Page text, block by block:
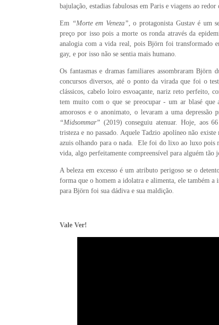
bajulação, estadias fabulosas em Paris e viagens ao redor
Em “Morte em Veneza” , o protagonista Gustav é um
preço por isso pois a morte os ronda através da
analogia com a vida real, pois Björn foi transformado
gay, e por isso não se sentia mais humano.
Os fantasmas e dramas familiares assombraram
concursos diversos, até o ponto da virada que foi o
clássicos, cabelo loiro esvoaçante, nariz reto perfeito,
tem muito com o que se preocupar - um ar blasé que
amorosos e o anonimato, o levaram a uma
“Midsommar” (2019) conseguiu atenuar. Hoje, aos
tristeza e no passado. Aquele Tadzio apolíneo não
azuis olhando para o nada. Ele foi do lixo ao luxo pois
vida, algo perfeitamente compreensível para alguém tão
A beleza em excesso é um atributo perigoso se o
forma que o homem a idolatra e alimenta, ele também a
para Björn foi sua dádiva e sua maldição.
Vale Ver!